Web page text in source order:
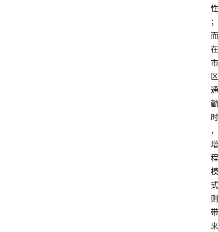
性
；
而
在
市
区
通
勤
时
，
增
程
模
式
则
带
来